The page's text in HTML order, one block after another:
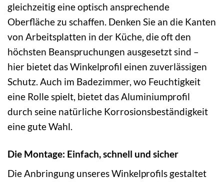
gleichzeitig eine optisch ansprechende
Oberfläche zu schaffen. Denken Sie an die Kanten
von Arbeitsplatten in der Küche, die oft den
höchsten Beanspruchungen ausgesetzt sind –
hier bietet das Winkelprofil einen zuverlässigen
Schutz. Auch im Badezimmer, wo Feuchtigkeit
eine Rolle spielt, bietet das Aluminiumprofil
durch seine natürliche Korrosionsbeständigkeit
eine gute Wahl.
Die Montage: Einfach, schnell und sicher
Die Anbringung unseres Winkelprofils gestaltet